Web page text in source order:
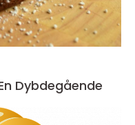
Dybdegående